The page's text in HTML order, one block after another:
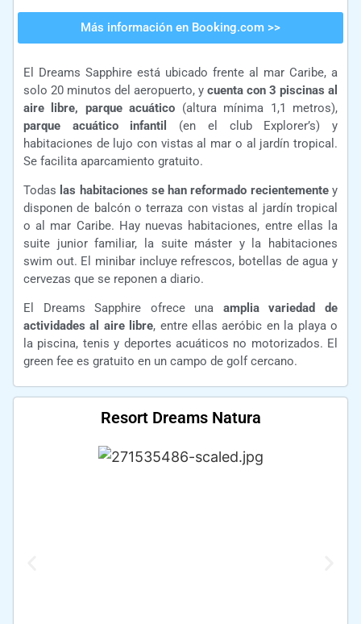
Más información en Booking.com >>
El Dreams Sapphire está ubicado frente al mar Caribe, a
solo 20 minutos del aeropuerto, y cuenta con 3 piscinas al
aire libre, parque acuático (altura mínima 1,1 metros),
parque acuático infantil
(en el club Explorer’s) y
habitaciones de lujo con vistas al mar o al jardín tropical.
Se facilita aparcamiento gratuito.
Todas las habitaciones se han reformado recientementey
disponen de balcón o terraza con vistas al jardín tropical
o al mar Caribe. Hay nuevas habitaciones, entre ellas la
suite junior familiar, la suite máster y la habitaciones
swim out. El minibar incluye refrescos, botellas de agua y
cervezas que se reponen a diario.
El Dreams Sapphire ofrece una amplia variedad de
actividades al aire libre, entre ellas aeróbic en la playa o
la piscina, tenis y deportes acuáticos no motorizados. El
green fee es gratuito en un campo de golf cercano.
Resort Dreams Natura